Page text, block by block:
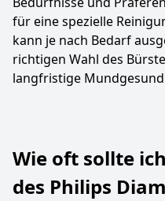
für eine spezielle
kann je nach Bedarf
richtigen Wahl des
langfristige
Wie oft sollte
des Philips